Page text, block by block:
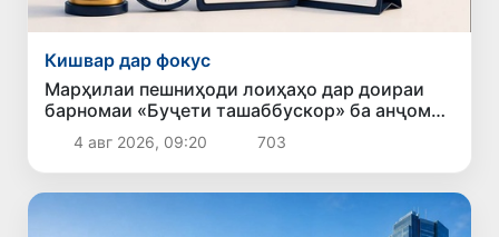
Кишвар дар фокус
Марҳилаи пешниҳоди лоиҳаҳо дар доираи
барномаи «Буҷети ташаббускор» ба анҷом
расид4 авг 2026, 09:20 703